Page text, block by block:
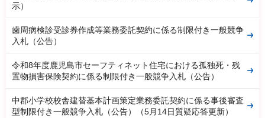
示）
歯周病検診受診券作成等業務委託契約に係る制限付き一般競争
入札（公告）
令和8年度鹿児島市セーフティネット住宅における孤独死・残
置物損害保険契約に係る制限付き一般競争入札（公告）
中郡小学校校舎建替基本計画策定業務委託契約に係る事後審査
型制限付き一般競争入札（公告）（5月14日質疑応答更新）